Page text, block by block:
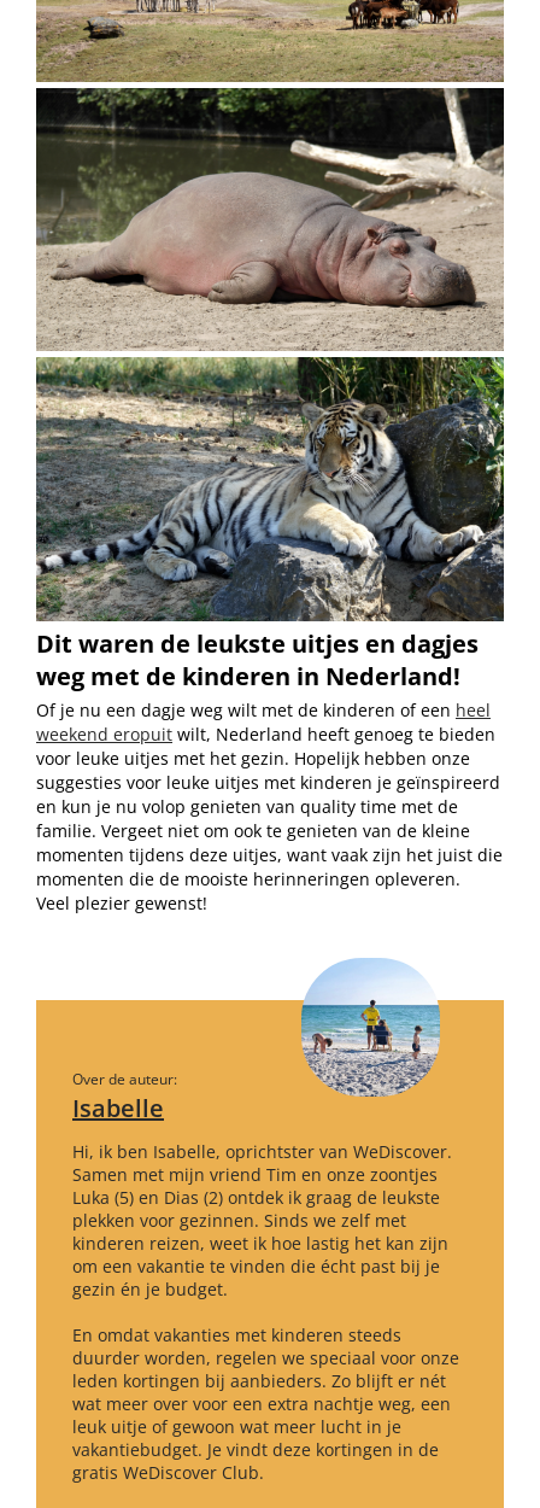
Dit waren de leukste uitjes en dagjes
weg met de kinderen in Nederland!
Of je nu een dagje weg wilt met de kinderen of een heel
weekend eropuit wilt, Nederland heeft genoeg te bieden
voor leuke uitjes met het gezin. Hopelijk hebben onze
suggesties voor leuke uitjes met kinderen je geïnspireerd
en kun je nu volop genieten van quality time met de
familie. Vergeet niet om ook te genieten van de kleine
momenten tijdens deze uitjes, want vaak zijn het juist die
momenten die de mooiste herinneringen opleveren.
Veel plezier gewenst!
Over de auteur:
Isabelle
Hi, ik ben Isabelle, oprichtster van WeDiscover.
Samen met mijn vriend Tim en onze zoontjes
Luka (5) en Dias (2) ontdek ik graag de leukste
plekken voor gezinnen. Sinds we zelf met
kinderen reizen, weet ik hoe lastig het kan zijn
om een vakantie te vinden die écht past bij je
gezin én je budget.
En omdat vakanties met kinderen steeds
duurder worden, regelen we speciaal voor onze
leden kortingen bij aanbieders. Zo blijft er nét
wat meer over voor een extra nachtje weg, een
leuk uitje of gewoon wat meer lucht in je
vakantiebudget. Je vindt deze kortingen in de
gratis WeDiscover Club.